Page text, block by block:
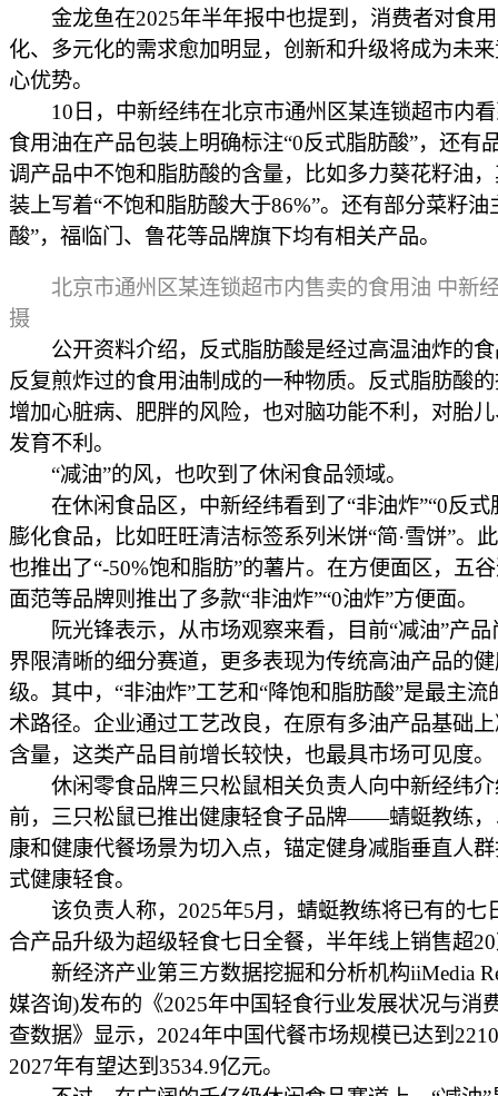
金龙鱼在2025年半年报中也提到，消费者对食
化、多元化的需求愈加明显，创新和升级将成为未
心优势。
10日，中新经纬在北京市通州区某连锁超市内看
食用油在产品包装上明确标注“0反式脂肪酸”，还有
调产品中不饱和脂肪酸的含量，比如多力葵花籽油
装上写着“不饱和脂肪酸大于86%”。还有部分菜籽油
酸”，福临门、鲁花等品牌旗下均有相关产品。
北京市通州区某连锁超市内售卖的食用油 中新
摄
公开资料介绍，反式脂肪酸是经过高温油炸的食
反复煎炸过的食用油制成的一种物质。反式脂肪酸
增加心脏病、肥胖的风险，也对脑功能不利，对胎
发育不利。
“减油”的风，也吹到了休闲食品领域。
在休闲食品区，中新经纬看到了“非油炸”“0反式
膨化食品，比如旺旺清洁标签系列米饼“简·雪饼”。
也推出了“-50%饱和脂肪”的薯片。在方便面区，五
面范等品牌则推出了多款“非油炸”“0油炸”方便面。
阮光锋表示，从市场观察来看，目前“减油”产品
界限清晰的细分赛道，更多表现为传统高油产品的
级。其中，“非油炸”工艺和“降饱和脂肪酸”是最主流
术路径。企业通过工艺改良，在原有多油产品基础
含量，这类产品目前增长较快，也最具市场可见度。
休闲零食品牌三只松鼠相关负责人向中新经纬介
前，三只松鼠已推出健康轻食子品牌——蜻蜓教练，
康和健康代餐场景为切入点，锚定健身减脂垂直人
式健康轻食。
该负责人称，2025年5月，蜻蜓教练将已有的七
合产品升级为超级轻食七日全餐，半年线上销售超
新经济产业第三方数据挖掘和分析机构iiMedia
媒咨询)发布的《2025年中国轻食行业发展状况与消
查数据》显示，2024年中国代餐市场规模已达到
2027年有望达到3534.9亿元。